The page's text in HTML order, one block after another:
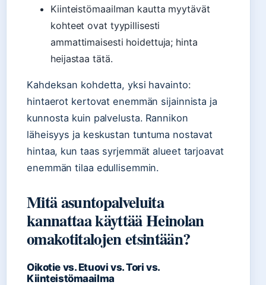
Kiinteistömaailman kautta myytävät
kohteet ovat tyypillisesti
ammattimaisesti hoidettuja; hinta
heijastaa tätä.
Kahdeksan kohdetta, yksi havainto:
hintaerot kertovat enemmän sijainnista ja
kunnosta kuin palvelusta. Rannikon
läheisyys ja keskustan tuntuma nostavat
hintaa, kun taas syrjemmät alueet tarjoavat
enemmän tilaa edullisemmin.
Mitä asuntopalveluita
kannattaa käyttää Heinolan
omakotitalojen etsintään?
Oikotie vs. Etuovi vs. Tori vs.
Kiinteistömaailma